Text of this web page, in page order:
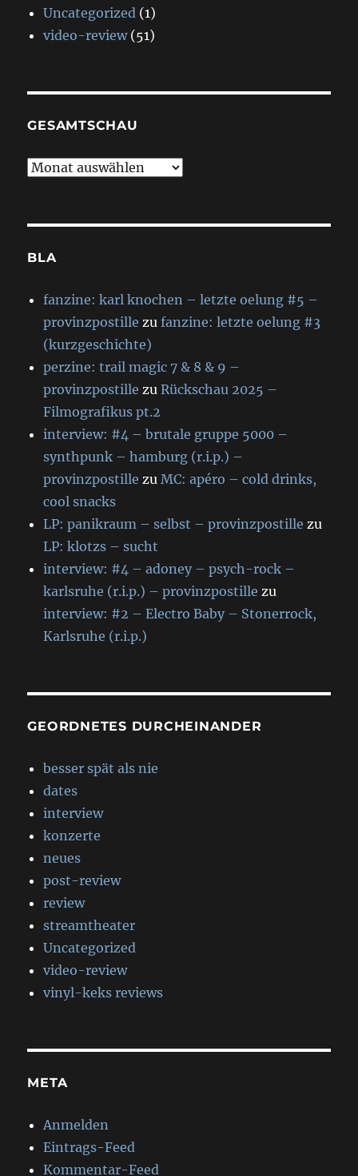
Uncategorized (1)
video-review(51)
GESAMTSCHAU
gesamtschau
BLA
fanzine: karl knochen – letzte oelung #5 –
provinzpostille zufanzine: letzte oelung #3
(kurzgeschichte)
perzine: trail magic 7 & 8 & 9 –
provinzpostille zuRückschau 2025 –
Filmografikus pt.2
interview: #4 – brutale gruppe 5000 –
synthpunk – hamburg (r.i.p.) –
provinzpostille zuMC: apéro – cold drinks,
cool snacks
LP: panikraum – selbst – provinzpostille zu
LP: klotzs – sucht
interview: #4 – adoney – psych-rock –
karlsruhe (r.i.p.) – provinzpostille zu
interview: #2 – Electro Baby – Stonerrock,
Karlsruhe (r.i.p.)
GEORDNETES DURCHEINANDER
besser spät als nie
dates
interview
konzerte
neues
post-review
review
streamtheater
Uncategorized
video-review
vinyl-keks reviews
META
Anmelden
Eintrags-Feed
Kommentar-Feed